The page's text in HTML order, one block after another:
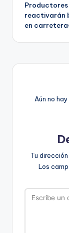
de
Productores
reactivarán
en
Aún no
Tu
Los